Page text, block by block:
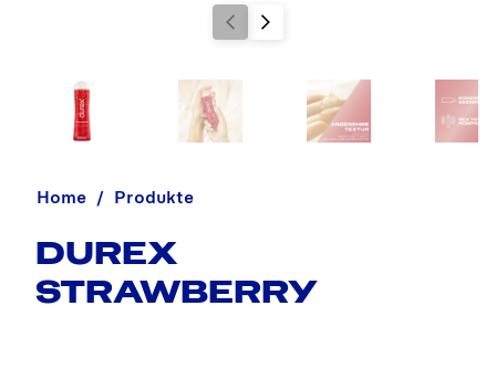
Home Produkte
DUREX
STRAWBERRY